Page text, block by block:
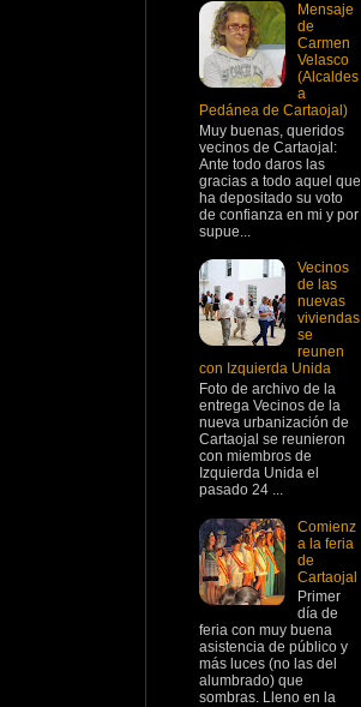
Mensaje
de
Carmen
Velasco
(Alcaldes
a
Pedánea de Cartaojal)
Muy buenas, queridos
vecinos de Cartaojal:
Ante todo daros las
gracias a todo aquel que
ha depositado su voto
de confianza en mi y por
supue...
Vecinos
de las
nuevas
viviendas
se
reunen
con Izquierda Unida
Foto de archivo de la
entrega Vecinos de la
nueva urbanización de
Cartaojal se reunieron
con miembros de
Izquierda Unida el
pasado 24 ...
Comienz
a la feria
de
Cartaojal
Primer
día de
feria con muy buena
asistencia de público y
más luces (no las del
alumbrado) que
sombras. Lleno en la